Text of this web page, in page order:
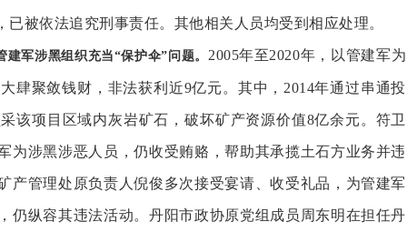
被依法追究刑事责任。其他相关人员均受到相应处理。
建军涉黑组织充当“保护伞”问题。2005年至2020年，以管建军为
肆聚敛钱财，非法获利近9亿元。其中，2014年通过串通投
该项目区域内灰岩矿石，破坏矿产资源价值8亿余元。符卫
为涉黑涉恶人员，仍收受贿赂，帮助其承揽土石方业务并违
产管理处原负责人倪俊多次接受宴请、收受礼品，为管建军
仍纵容其违法活动。丹阳市政协原党组成员周东明在担任丹